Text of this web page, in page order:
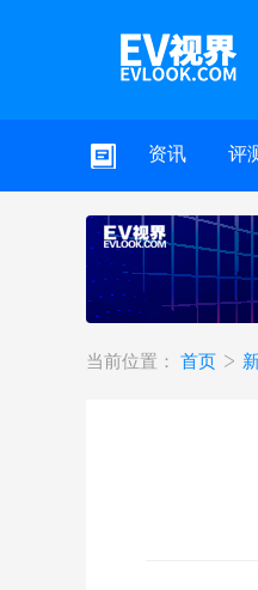
资讯 评
当前位置： 首页